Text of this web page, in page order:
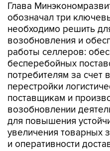
Глава
обозначал три
необходимо решить
возобновления и
работы селлеров:
бесперебойных
потребителям за счет
перестройки
поставщикам и
возобновлении
для повышения
увеличения товарных
и оперативности